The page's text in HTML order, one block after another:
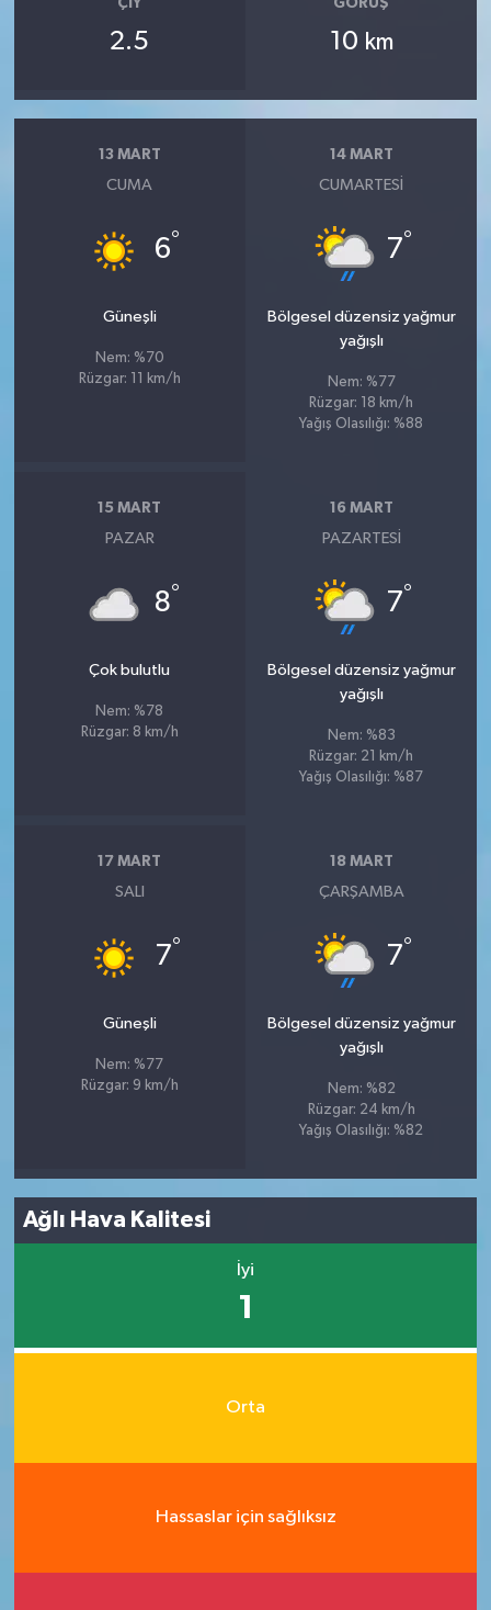
ÇIY
2.5
GÖRÜŞ
10 km
13 MART
CUMA
6°
Güneşli
Nem: %70
Rüzgar: 11 km/h
14 MART
CUMARTESI
7°
Bölgesel düzensiz yağmur
yağışlı
Nem: %77
Rüzgar: 18 km/h
Yağış Olasılığı: %88
15 MART
PAZAR
8°
Çok bulutlu
Nem: %78
Rüzgar: 8 km/h
16 MART
PAZARTESI
7°
Bölgesel düzensiz yağmur
yağışlı
Nem: %83
Rüzgar: 21 km/h
Yağış Olasılığı: %87
17 MART
SALI
7°
Güneşli
Nem: %77
Rüzgar: 9 km/h
18 MART
ÇARŞAMBA
7°
Bölgesel düzensiz yağmur
yağışlı
Nem: %82
Rüzgar: 24 km/h
Yağış Olasılığı: %82
Ağlı Hava Kalitesi
İyi
1
Orta
Hassaslar için sağlıksız